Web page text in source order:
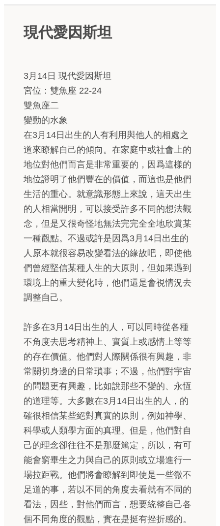
現代愛因斯坦
3月14日 現代愛因斯坦
宮位：雙魚座 22-24
雙魚座二
變動的水象
在3月14日出生的人有利用與他人的相處之
道來瞭解自己的傾向。在家庭中或社會上的
地位對他們而言是非常重要的，因爲這樣的
地位證明了他們豐在的價值，而這也是他們
生活的重心。就意識形態上來說，這天出生
的人相當開明，可以接受許多不同的想法觀
念，但是又很奇怪地無法完完全全地欣賞某
一種觀點。不過或許是因爲3月14日出生的
人原本就很容易改變看法的緣故吧，即使他
們曾經堅信某種人生的大原則，但如果遇到
環境上的重大變化時，他們還是會視情況去
調整自己。
許多在3月14日出生的人，可以同時從各種
不角度去思考精神上、實質上或感情上等等
的存在價值。他們對人際關係很有興趣，非
常關切身邊的日常瑣事；不過，他們對宇宙
的問題更有興趣，比如說那些不變的、永恆
的道理等。大多數在3月14日出生的人，的
確很相信某些絕對真實的原則，例如神學、
科學或人類學方面的真理。但是，他們對自
己的理念卻往往不是那麼篤定，所以，有可
能會窮畢生之力與自己的原則或立場進行一
場拉距戰。他們將會瞭解到即使是一些微不
足道的事，若以不同的角度去看就有不同的
看法，因些，對他們而言，想要統整自己各
個不同角度的觀點，實在是挺有挫折感的。